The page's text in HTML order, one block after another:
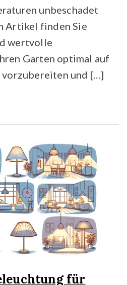
unbeschadet
Artikel finden Sie
wertvolle
Garten optimal auf
und […]
für